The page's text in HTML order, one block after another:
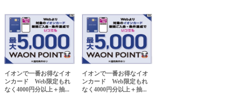
イオンで一番お得なイオ
ンカード Web限定もれ
なく4000円分以上＋抽...
イオンで一番お得なイオ
ンカード Web限定もれ
なく4000円分以上＋抽...